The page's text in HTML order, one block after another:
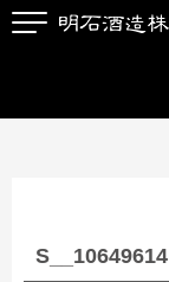
S__10649614